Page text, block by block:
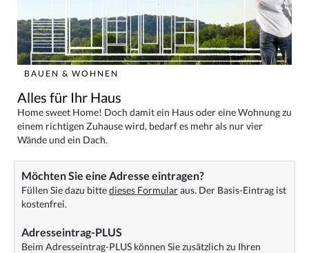
BAUEN & WOHNEN
Alles für Ihr Haus
Home sweet Home! Doch damit ein Haus oder eine Wohnung zu
einem richtigen Zuhause wird, bedarf es mehr als nur vier
Wände und ein Dach.
Möchten Sie eine Adresse eintragen?
Füllen Sie dazu bittedieses Formularaus. Der Basis-Eintrag ist
kostenfrei.
Adresseintrag-PLUS
Beim Adresseintrag-PLUS können Sie zusätzlich zu Ihren